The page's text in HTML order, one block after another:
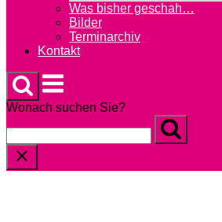
Was bisher geschah…
Bilder
Terminarchiv
Kontakt
Menu
Wonach suchen Sie?